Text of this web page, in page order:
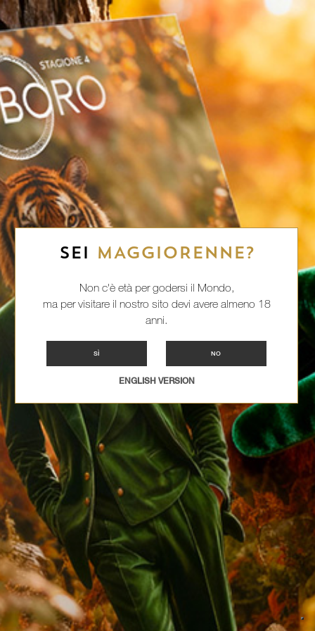
SEI MAGGIORENNE?
Non c'è età per godersi il Mondo,
ma per visitare il nostro sito devi avere almeno 18
anni.
SÌ NO
ENGLISH VERSION